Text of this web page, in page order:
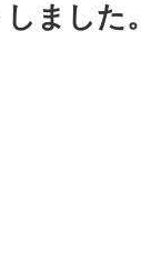
ました。